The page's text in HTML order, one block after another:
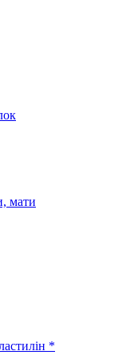
мати
*